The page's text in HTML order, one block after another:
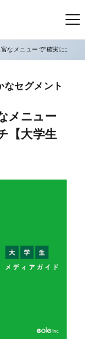
なメニューで“確実に大学
なセグメント
メニュー
【大学生